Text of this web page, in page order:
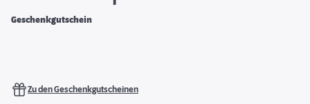
Geschenkgutschein
Zu den Geschenkgutscheinen